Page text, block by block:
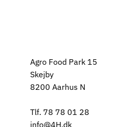
Agro Food Park 15
Skejby
8200 Aarhus N
Tlf. 78 78 01 28
info@4H.dk